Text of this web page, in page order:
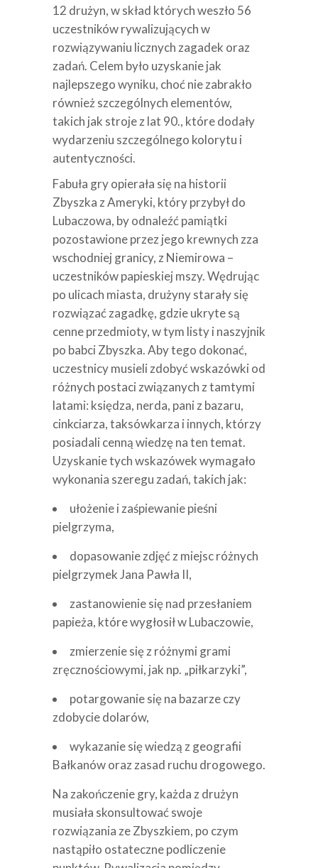
12 drużyn, w skład których weszło 56
uczestników rywalizujących w
rozwiązywaniu licznych zagadek oraz
zadań. Celem było uzyskanie jak
najlepszego wyniku, choć nie zabrakło
również szczególnych elementów,
takich jak stroje z lat 90., które dodały
wydarzeniu szczególnego kolorytu i
autentyczności.
Fabuła gry opierała się na historii
Zbyszka z Ameryki, który przybył do
Lubaczowa, by odnaleźć pamiątki
pozostawione przez jego krewnych zza
wschodniej granicy, z Niemirowa –
uczestników papieskiej mszy. Wędrując
po ulicach miasta, drużyny starały się
rozwiązać zagadkę, gdzie ukryte są
cenne przedmioty, w tym listy i naszyjnik
po babci Zbyszka. Aby tego dokonać,
uczestnicy musieli zdobyć wskazówki od
różnych postaci związanych z tamtymi
latami: księdza, nerda, pani z bazaru,
cinkciarza, taksówkarza i innych, którzy
posiadali cenną wiedzę na ten temat.
Uzyskanie tych wskazówek wymagało
wykonania szeregu zadań, takich jak:
ułożenie i zaśpiewanie pieśni
pielgrzyma,
dopasowanie zdjęć z miejsc różnych
pielgrzymek Jana Pawła II,
zastanowienie się nad przesłaniem
papieża, które wygłosił w Lubaczowie,
zmierzenie się z różnymi grami
zręcznościowymi, jak np. „piłkarzyki”,
potargowanie się na bazarze czy
zdobycie dolarów,
wykazanie się wiedzą z geografii
Bałkanów oraz zasad ruchu drogowego.
Na zakończenie gry, każda z drużyn
musiała skonsultować swoje
rozwiązania ze Zbyszkiem, po czym
nastąpiło ostateczne podliczenie